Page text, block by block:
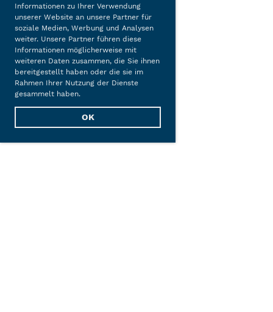
Informationen zu Ihrer Verwendung
unserer Website an unsere Partner für
soziale Medien, Werbung und Analysen
weiter. Unsere Partner führen diese
Informationen möglicherweise mit
weiteren Daten zusammen, die Sie ihnen
bereitgestellt haben oder die sie im
Rahmen Ihrer Nutzung der Dienste
gesammelt haben.
OK